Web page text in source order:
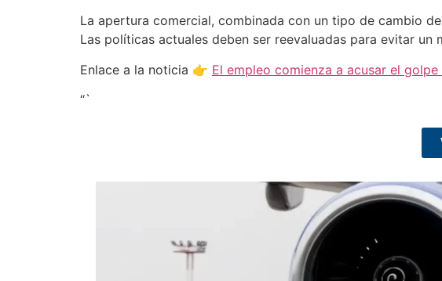
La apertura comercial, combinada con un tipo de cambio
Las políticas actuales deben ser reevaluadas para evitar
Enlace a la noticia 👉 El empleo comienza a acusar el
“`